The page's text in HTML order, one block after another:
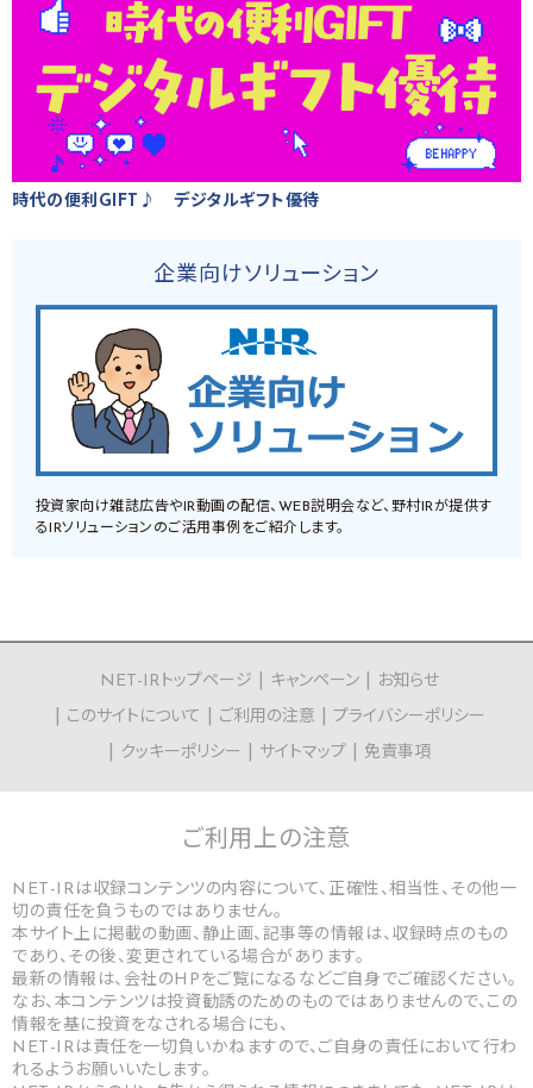
時代の便利GIFT♪ デジタルギフト優待
企業向けソリューション
投資家向け雑誌広告やIR動画の配信、WEB説明会など、野村IRが提供す
るIRソリューションのご活用事例をご紹介します。
NET-IRトップページ キャンペーン
お知らせ
このサイトについて
ご利用の注意
プライバシーポリシー
クッキーポリシー
サイトマップ 免責事項
ご利用上の注意
NET-IRは収録コンテンツの内容について、正確性、相当性、その他一
切の責任を負うものではありません。
本サイト上に掲載の動画、静止画、記事等の情報は、収録時点のもの
であり、その後、変更されている場合があります。
最新の情報は、会社のHPをご覧になるなどご自身でご確認ください。
なお、本コンテンツは投資勧誘のためのものではありませんので、この
情報を基に投資をなされる場合にも、
NET-IRは責任を一切負いかねますので、ご自身の責任において行わ
れるようお願いいたします。